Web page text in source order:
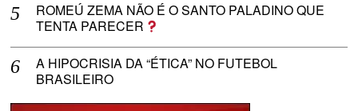
ROMEÚ ZEMA NÃO É O SANTO PALADINO QUE
TENTA PARECER
A HIPOCRISIA DA “ÉTICA” NO FUTEBOL
BRASILEIRO